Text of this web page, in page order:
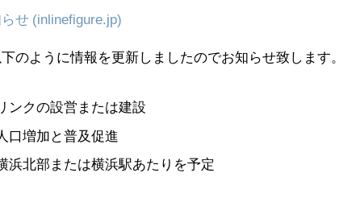
せ (inlinefigure.jp)
ように情報を更新しましたのでお知らせ致します。
ンクの設営または建設
口増加と普及促進
浜北部または横浜駅あたりを予定